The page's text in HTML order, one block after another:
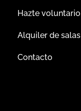
Hazte voluntario
Alquiler de salas
Contacto